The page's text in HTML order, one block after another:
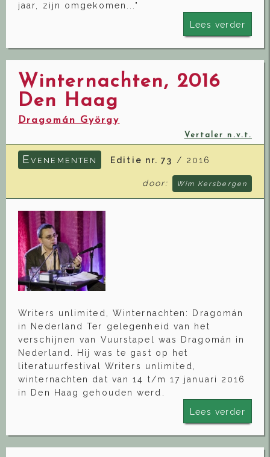
jaar, zijn omgekomen..."
Lees verder
Winternachten, 2016
Den Haag
Dragomán György
Vertaler n.v.t.
EVENEMENTEN Editie nr. 73 / 2016
door: Wim Kersbergen
Writers unlimited, Winternachten: Dragomán
in Nederland Ter gelegenheid van het
verschijnen van Vuurstapel was Dragomán in
Nederland. Hij was te gast op het
literatuurfestival Writers unlimited,
winternachten dat van 14 t/m 17 januari 2016
in Den Haag gehouden werd.
Lees verder